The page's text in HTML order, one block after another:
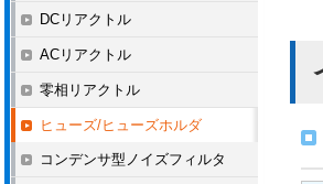
DCリアクトル
ACリアクトル
零相リアクトル
ヒューズ/ヒューズホルダ
コンデンサ型ノイズフィルタ